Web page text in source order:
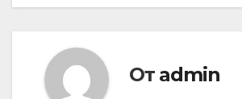
От admin